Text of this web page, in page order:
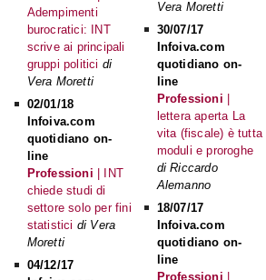
Adempimenti
burocratici: INT
scrive ai principali
gruppi politici di
Vera Moretti
02/01/18
Infoiva.com
quotidiano on-
line
Professioni | INT
chiede studi di
settore solo per fini
statistici di Vera
Moretti
04/12/17
Vera Moretti
30/07/17
Infoiva.com
quotidiano on-
line
Professioni |
lettera aperta La
vita (fiscale) è tutta
moduli e proroghe
di Riccardo
Alemanno
18/07/17
Infoiva.com
quotidiano on-
line
Professioni |